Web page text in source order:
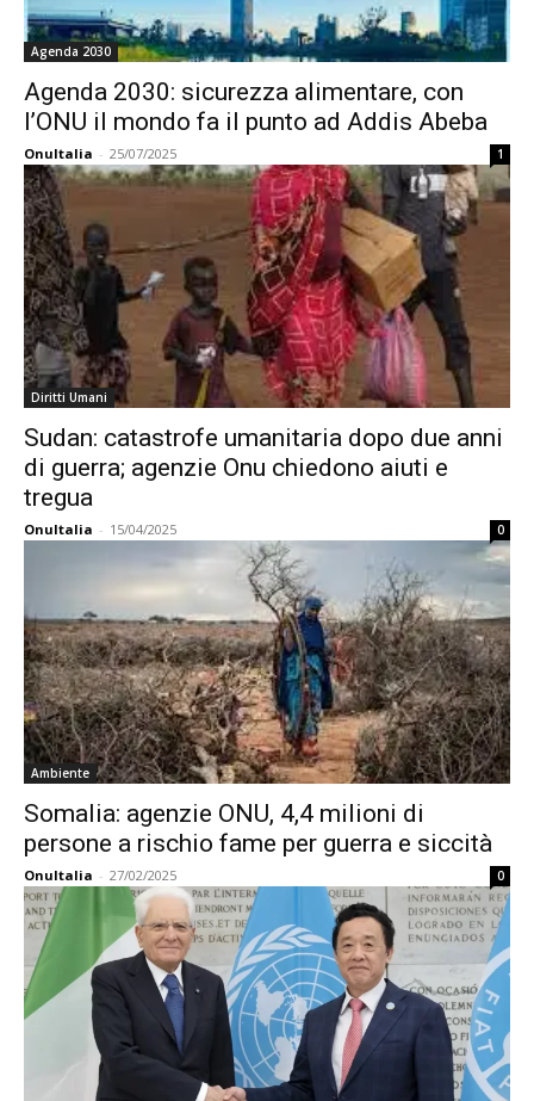
Agenda 2030
Agenda 2030: sicurezza alimentare, con
l’ONU il mondo fa il punto ad Addis Abeba
OnuItalia - 25/07/2025 1
Diritti Umani
Sudan: catastrofe umanitaria dopo due anni
di guerra; agenzie Onu chiedono aiuti e
tregua
OnuItalia - 15/04/2025 0
Ambiente
Somalia: agenzie ONU, 4,4 milioni di
persone a rischio fame per guerra e siccità
OnuItalia - 27/02/2025 0